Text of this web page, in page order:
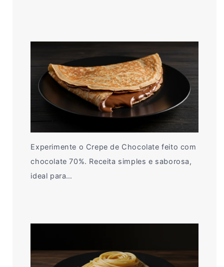
Experimente o Crepe de Chocolate feito com
chocolate 70%. Receita simples e saborosa,
ideal para…